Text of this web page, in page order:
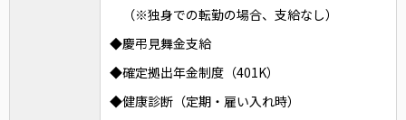
（※独身での転勤の場合、支給なし）
◆慶弔見舞金支給
◆確定拠出年金制度（401K）
◆健康診断（定期・雇い入れ時）